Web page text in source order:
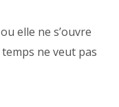
elle ne s’ouvre
ne veut pas